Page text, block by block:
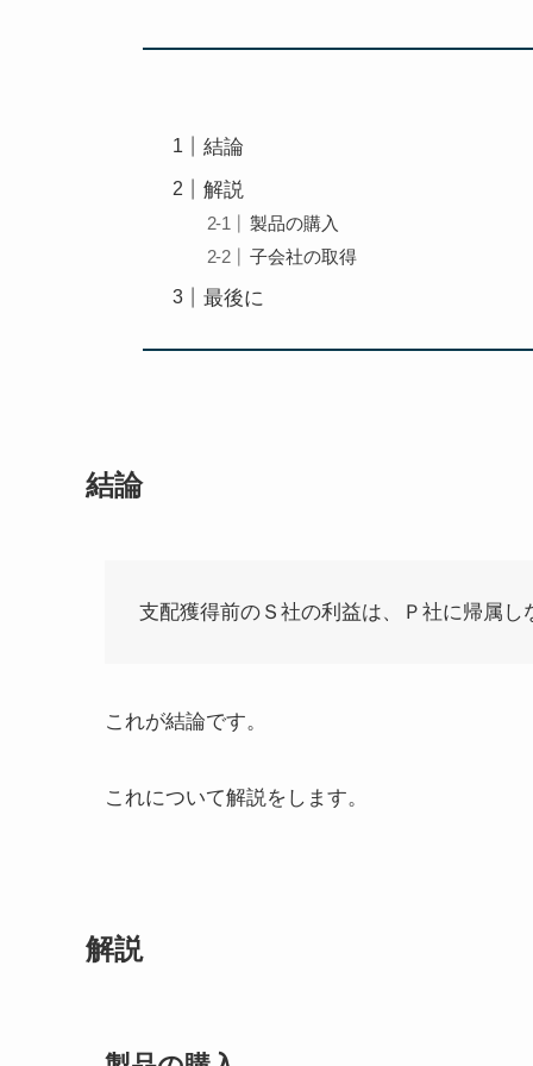
結論
解説
製品の購入
子会社の取得
最後に
結論
支配獲得前のＳ社の利益は、Ｐ社に帰属し
これが結論です。
これについて解説をします。
解説